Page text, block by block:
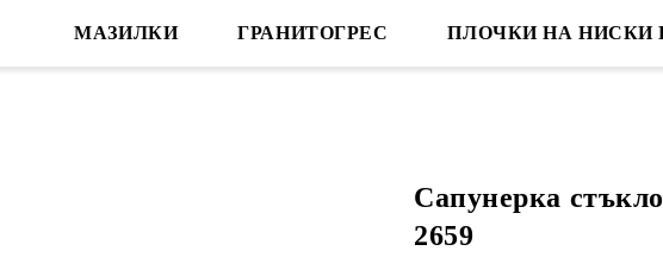
МАЗИЛКИ ГРАНИТОГРЕС ПЛОЧКИ НА НИСКИ
Сапунерка
2659